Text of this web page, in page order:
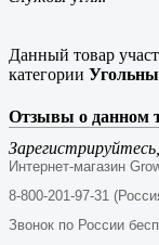
Данный товар
категории
Отзывы о данном
Интернет-магазин
8-800-201-97-31
Звонок по России